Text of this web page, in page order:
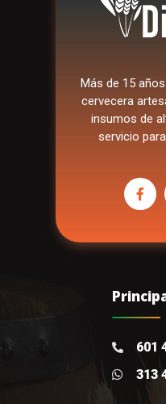
Más de 15
cervecera
insumos de
servicio
601
313